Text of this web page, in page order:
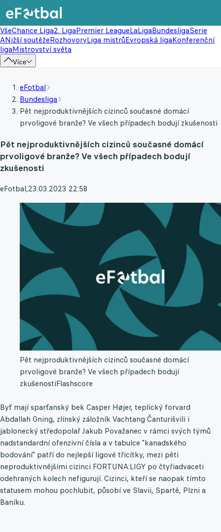
VšeChance Liga2. LigaPremier LeagueLaLigaBundesligaSerie
ANižší soutěžeRozhovoryLiga mistrůEvropská ligaKonferenční
ligaMistrovství světa
Více
eFotbal
Bundesliga
Pět nejproduktivnějších cizinců současné domácí
prvoligové branže? Ve všech případech bodují zkušenosti
Pět nejproduktivnějších cizinců současné domácí
prvoligové branže? Ve všech případech bodují
zkušenosti
eFotbal,23.03.2023 22:58
Pět nejproduktivnějších cizinců současné domácí
prvoligové branže? Ve všech případech bodují
zkušenostiFlashscore
Byť mají sparťanský bek Casper Højer, teplický forvard
Abdallah Gning, zlínský záložník Vachtang Čanturišvili i
jablonecký středopolař Jakub Považanec v rámci svých týmů
nadstandardní ofenzivní čísla a v tabulce "kanadského
bodování" patří do nejlepší ligové třicítky, mezi pěti
neproduktivnějšími cizinci FORTUNA:LIGY po čtyřiadvaceti
odehraných kolech nefigurují. Cizinci, kteří se naopak tímto
statusem mohou pochlubit, působí ve Slavii, Spartě, Plzni a
Baníku.